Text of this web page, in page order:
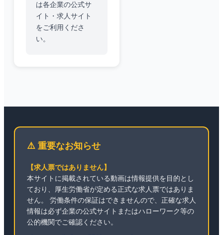
は各企業の公式サ
イト・求人サイト
をご利用くださ
い。
⚠️ 重要なお知らせ
【求人票ではありません】
本サイトに掲載されている動画は情報提供を目的とし
ており、厚生労働省が定める正式な求人票ではありま
せん。 労働条件の保証はできませんので、正確な求人
情報は必ず企業の公式サイトまたはハローワーク等の
公的機関でご確認ください。